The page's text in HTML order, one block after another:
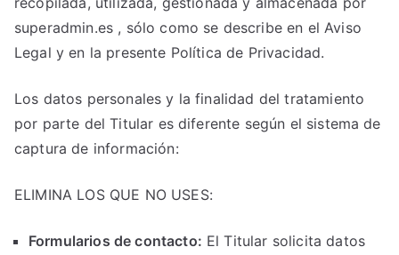
superadmin.es , sólo como se describe en el Aviso
Legal y en la presente Política de Privacidad.
Los datos personales y la finalidad del tratamiento
por parte del Titular es diferente según el sistema de
captura de información:
ELIMINA LOS QUE NO USES:
Formularios de contacto: El Titular solicita datos